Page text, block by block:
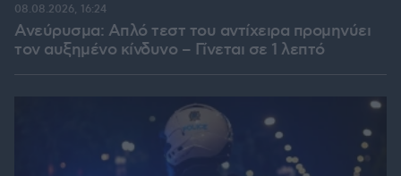
Ανεύρυσμα: Απλό τεστ του αντίχειρα προμηνύει
τον αυξημένο κίνδυνο – Γίνεται σε 1 λεπτό
08.08.2026, 16:24